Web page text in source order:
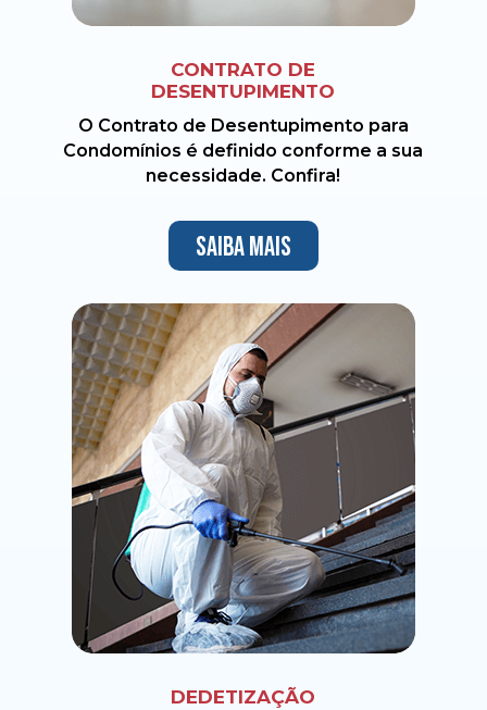
CONTRATO DE
DESENTUPIMENTO
O Contrato de Desentupimento para
Condomínios é definido conforme a sua
necessidade. Confira!
Saiba mais
DEDETIZAÇÃO